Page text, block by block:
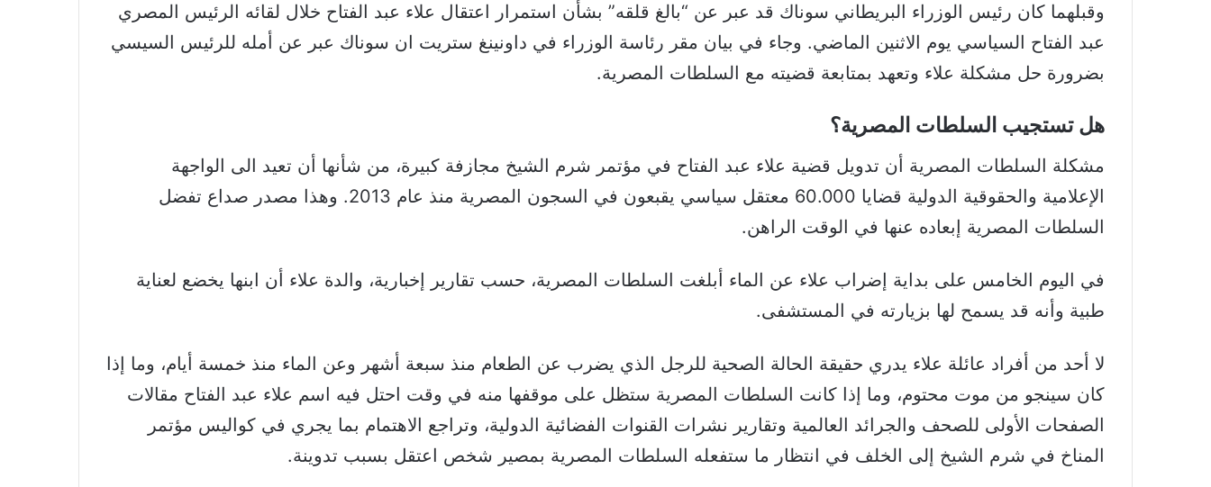
وقبلهما كان رئيس الوزراء البريطاني سوناك قد عبر عن “بالغ قلقه” بشأن استمرار اعتقال علاء عبد الفتاح خلال لقائه الرئيس المصري
عبد الفتاح السياسي يوم الاثنين الماضي. وجاء في بيان مقر رئاسة الوزراء في داونينغ ستريت ان سوناك عبر عن أمله للرئيس السيسي
بضرورة حل مشكلة علاء وتعهد بمتابعة قضيته مع السلطات المصرية.
هل تستجيب السلطات المصرية؟
مشكلة السلطات المصرية أن تدويل قضية علاء عبد الفتاح في مؤتمر شرم الشيخ مجازفة كبيرة، من شأنها أن تعيد الى الواجهة
الإعلامية والحقوقية الدولية قضايا 60.000 معتقل سياسي يقبعون في السجون المصرية منذ عام 2013. وهذا مصدر صداع تفضل
السلطات المصرية إبعاده عنها في الوقت الراهن.
في اليوم الخامس على بداية إضراب علاء عن الماء أبلغت السلطات المصرية، حسب تقارير إخبارية، والدة علاء أن ابنها يخضع لعناية
طبية وأنه قد يسمح لها بزيارته في المستشفى.
لا أحد من أفراد عائلة علاء يدري حقيقة الحالة الصحية للرجل الذي يضرب عن الطعام منذ سبعة أشهر وعن الماء منذ خمسة أيام، وما إذا
كان سينجو من موت محتوم، وما إذا كانت السلطات المصرية ستظل على موقفها منه في وقت احتل فيه اسم علاء عبد الفتاح مقالات
الصفحات الأولى للصحف والجرائد العالمية وتقارير نشرات القنوات الفضائية الدولية، وتراجع الاهتمام بما يجري في كواليس مؤتمر
المناخ في شرم الشيخ إلى الخلف في انتظار ما ستفعله السلطات المصرية بمصير شخص اعتقل بسبب تدوينة.